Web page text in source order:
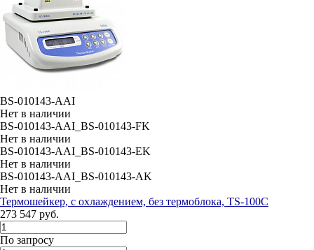
BS-010143-AAI
Нет в наличии
BS-010143-AAI_BS-010143-FK
Нет в наличии
BS-010143-AAI_BS-010143-EK
Нет в наличии
BS-010143-AAI_BS-010143-AK
Нет в наличии
Термошейкер, с охлаждением, без термоблока, TS-100C
273 547 руб.
По запросу